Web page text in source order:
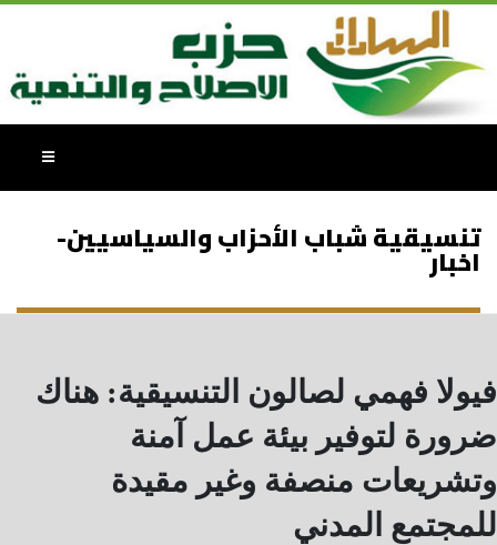
تنسيقية شباب الأحزاب والسياسيين-
اخبار
فيولا فهمي لصالون التنسيقية: هناك
ضرورة لتوفير بيئة عمل آمنة
وتشريعات منصفة وغير مقيدة
للمجتمع المدني